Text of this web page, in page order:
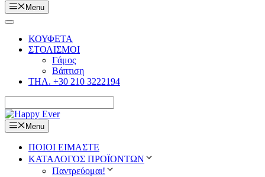
Menu
ΚΟΥΦΕΤΑ
ΣΤΟΛΙΣΜΟΙ
Γάμος
Βάπτιση
ΤΗΛ. +30 210 3222194
Menu
ΠΟΙΟΙ ΕΙΜΑΣΤΕ
ΚΑΤΑΛΟΓΟΣ ΠΡΟΪΟΝΤΩΝ
Παντρεύομαι!